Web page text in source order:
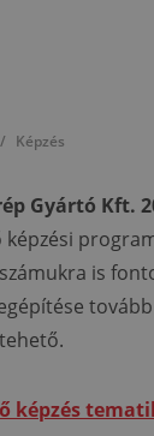
Képzés
Gyártó Kft.
is
képzés